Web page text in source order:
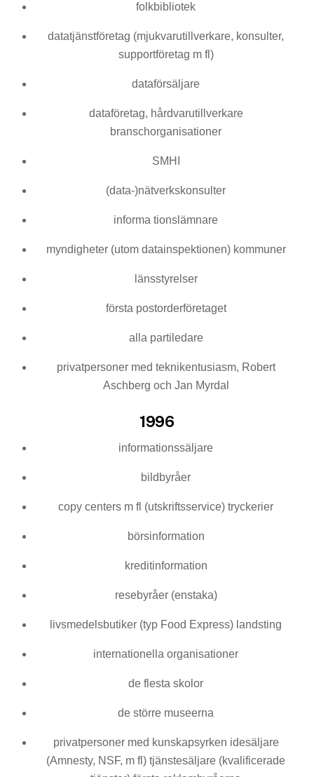
folkbibliotek
datatjänstföretag (mjukvarutillverkare, konsul­ter,
supportföretag m fl)
dataförsäljare
dataföretag, hårdvarutillverkare
branschorganisationer
SMHI
(data-)nätverkskonsulter
informa tionslämnare
myndigheter (utom datainspektionen) kommuner
länsstyrelser
första postorderföretaget
alla partiledare
privatpersoner med teknikentusiasm, Robert
Aschberg och Jan Myrdal
1996
informationssäljare
bildbyråer
copy centers m fl (utskriftsservice) tryckerier
börsinformation
kreditinformation
resebyråer (enstaka)
livsmedelsbutiker (typ Food Express) landsting
internationella organisationer
de flesta skolor
de större museerna
privatpersoner med kunskapsyrken idesäljare
(Amnesty, NSF, m fl) tjänstesäljare (kvalificerade